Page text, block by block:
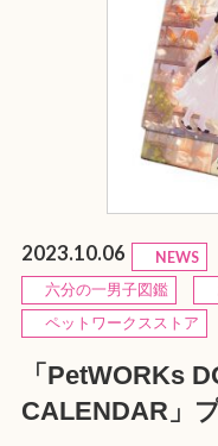
2023.10.06 NEWS
六分の一男子図鑑
ペットワークスストア
「PetWORKs
CALENDAR」